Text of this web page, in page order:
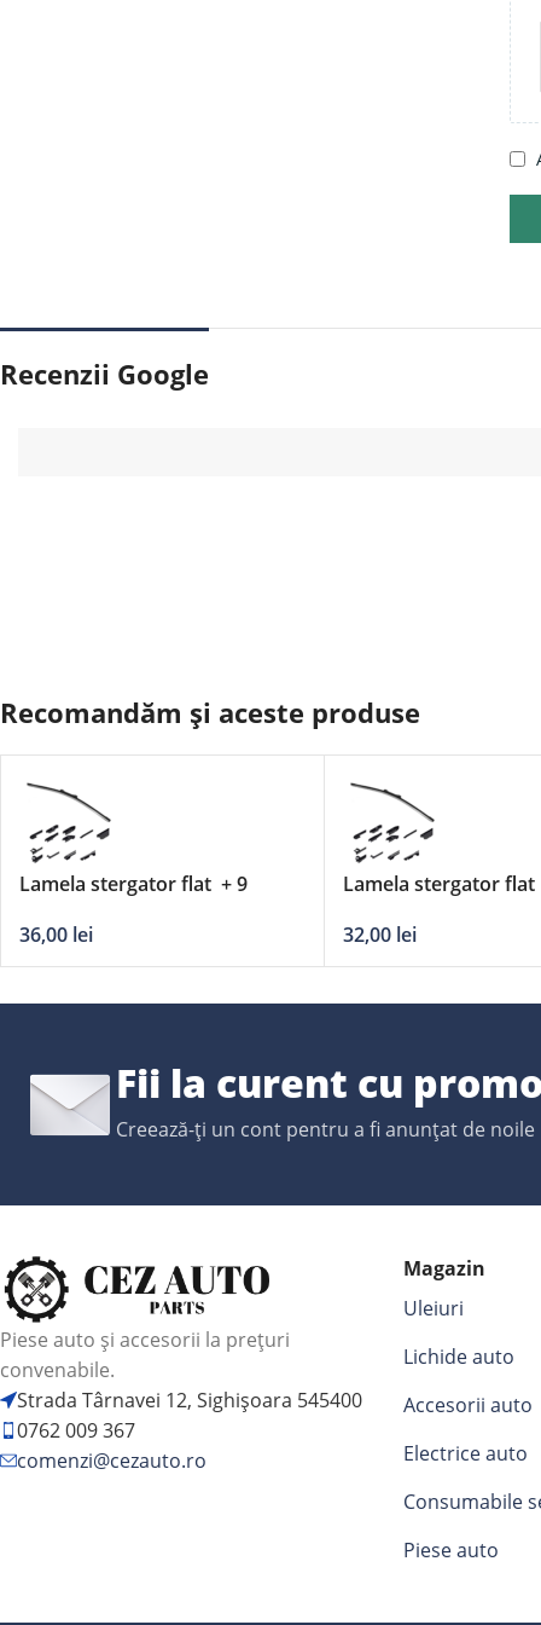
Recenzii Google
Recomandăm și aceste produse
Lamela stergator flat + 9
36,00 lei
Lamela stergator flat
32,00 lei
Fii la curent cu
Creează-ți un cont pentru a fi anunțat de
Piese auto și accesorii la prețuri
convenabile.
Strada Târnavei 12, Sighișoara 545400
0762 009 367
comenzi@cezauto.ro
Magazin
Uleiuri
Lichide auto
Accesorii auto
Electrice auto
Consumabile
Piese auto